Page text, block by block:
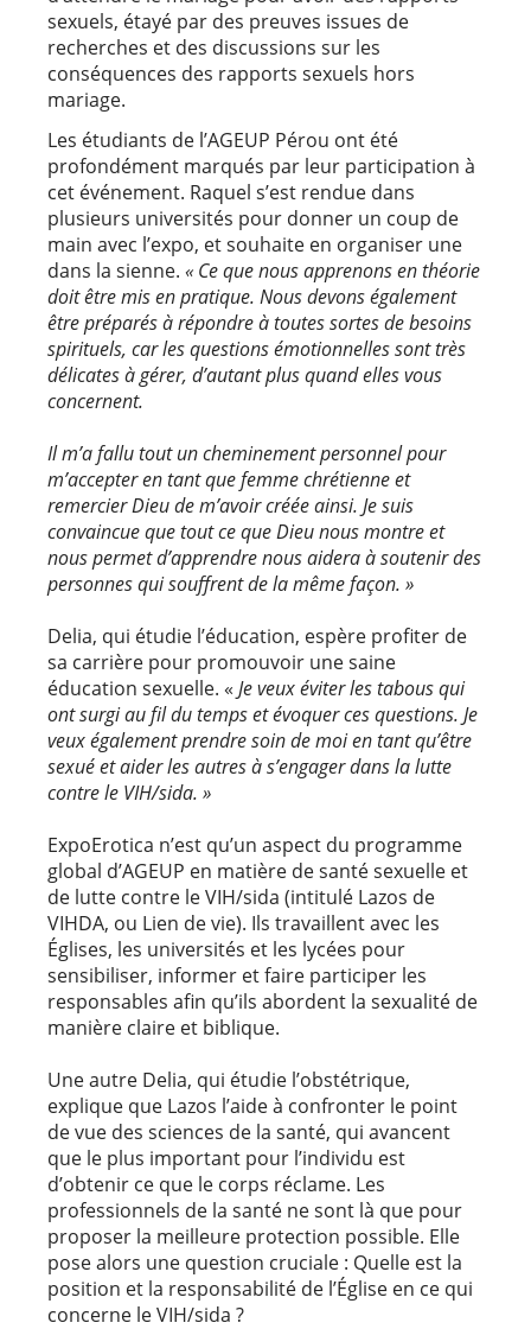
sexuels, étayé par des preuves issues de
recherches et des discussions sur les
conséquences des rapports sexuels hors
mariage.
Les étudiants de l’AGEUP Pérou ont été
profondément marqués par leur participation à
cet événement. Raquel s’est rendue dans
plusieurs universités pour donner un coup de
main avec l’expo, et souhaite en organiser une
dans la sienne. « Ce que nous apprenons en théorie
doit être mis en pratique. Nous devons également
être préparés à répondre à toutes sortes de besoins
spirituels, car les questions émotionnelles sont très
délicates à gérer, d’autant plus quand elles vous
concernent.
Il m’a fallu tout un cheminement personnel pour
m’accepter en tant que femme chrétienne et
remercier Dieu de m’avoir créée ainsi. Je suis
convaincue que tout ce que Dieu nous montre et
nous permet d’apprendre nous aidera à soutenir des
personnes qui souffrent de la même façon. »
Delia, qui étudie l’éducation, espère profiter de
sa carrière pour promouvoir une saine
éducation sexuelle. « Je veux éviter les tabous qui
ont surgi au fil du temps et évoquer ces questions. Je
veux également prendre soin de moi en tant qu’être
sexué et aider les autres à s’engager dans la lutte
contre le VIH/sida. »
ExpoErotica n’est qu’un aspect du programme
global d’AGEUP en matière de santé sexuelle et
de lutte contre le VIH/sida (intitulé Lazos de
VIHDA, ou Lien de vie). Ils travaillent avec les
Églises, les universités et les lycées pour
sensibiliser, informer et faire participer les
responsables afin qu’ils abordent la sexualité de
manière claire et biblique.
Une autre Delia, qui étudie l’obstétrique,
explique que Lazos l’aide à confronter le point
de vue des sciences de la santé, qui avancent
que le plus important pour l’individu est
d’obtenir ce que le corps réclame. Les
professionnels de la santé ne sont là que pour
proposer la meilleure protection possible. Elle
pose alors une question cruciale : Quelle est la
position et la responsabilité de l’Église en ce qui
concerne le VIH/sida ?